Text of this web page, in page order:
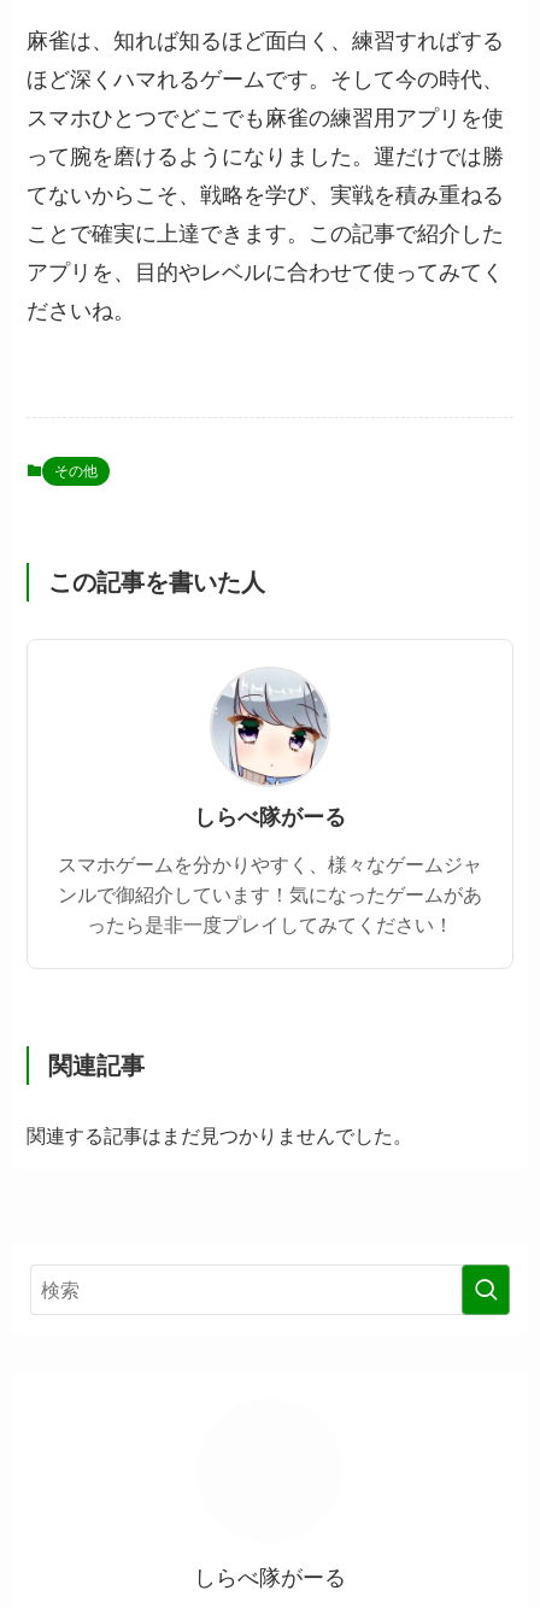
麻雀は、知れば知るほど面白く、練習すればする
ほど深くハマれるゲームです。そして今の時代、
スマホひとつでどこでも麻雀の練習用アプリを使
って腕を磨けるようになりました。運だけでは勝
てないからこそ、戦略を学び、実戦を積み重ねる
ことで確実に上達できます。この記事で紹介した
アプリを、目的やレベルに合わせて使ってみてく
ださいね。
その他
この記事を書いた人
しらべ隊がーる
スマホゲームを分かりやすく、様々なゲームジャ
ンルで御紹介しています！気になったゲームがあ
ったら是非一度プレイしてみてください！
関連記事
関連する記事はまだ見つかりませんでした。
しらべ隊がーる